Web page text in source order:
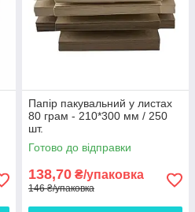
Папір пакувальний у листах
80 грам - 210*300 мм / 250
шт.
Готово до відправки
138,70 ₴/упаковка
146 ₴/упаковка